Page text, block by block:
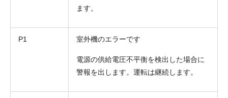
ます。
P1 室外機のエラーです
電源の供給電圧不平衡を検出した場合に
警報を出します。運転は継続します。